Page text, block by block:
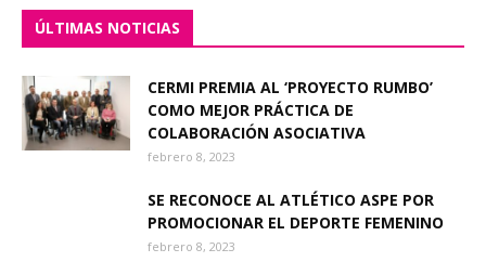
ÚLTIMAS NOTICIAS
CERMI PREMIA AL ‘PROYECTO RUMBO’
COMO MEJOR PRÁCTICA DE
COLABORACIÓN ASOCIATIVA
febrero 8, 2023
SE RECONOCE AL ATLÉTICO ASPE POR
PROMOCIONAR EL DEPORTE FEMENINO
febrero 8, 2023